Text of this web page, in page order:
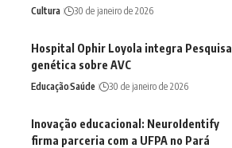
Cultura 30 de janeiro de 2026
Hospital Ophir Loyola integra Pesquisa
genética sobre AVC
EducaçãoSaúde 30 de janeiro de 2026
Inovação educacional: NeuroIdentify
firma parceria com a UFPA no Pará